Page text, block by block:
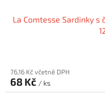
La Comtesse Sardinky s
76,16 Kč včetně DPH
68 Kč / ks